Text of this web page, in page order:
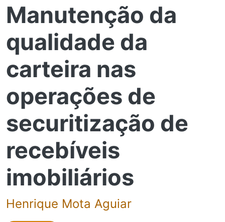
Manutenção da
qualidade da
carteira nas
operações de
securitização de
recebíveis
imobiliários
Henrique Mota Aguiar